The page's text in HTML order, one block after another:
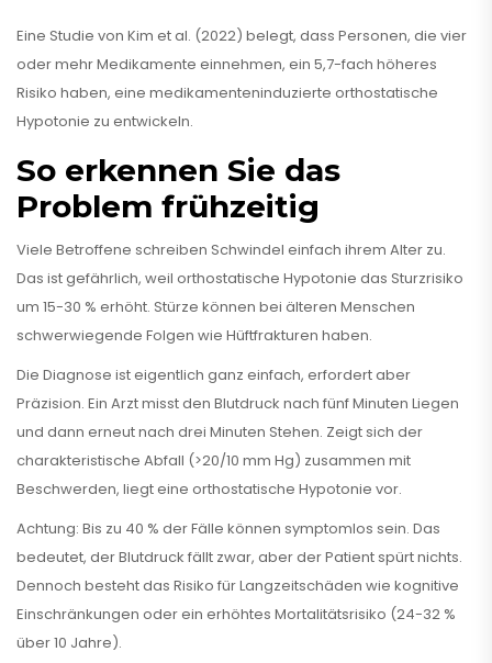
Eine Studie von Kim et al. (2022) belegt, dass Personen, die vier
oder mehr Medikamente einnehmen, ein 5,7-fach höheres
Risiko haben, eine medikamenteninduzierte orthostatische
Hypotonie zu entwickeln.
So erkennen Sie das
Problem frühzeitig
Viele Betroffene schreiben Schwindel einfach ihrem Alter zu.
Das ist gefährlich, weil orthostatische Hypotonie das Sturzrisiko
um 15-30 % erhöht. Stürze können bei älteren Menschen
schwerwiegende Folgen wie Hüftfrakturen haben.
Die Diagnose ist eigentlich ganz einfach, erfordert aber
Präzision. Ein Arzt misst den Blutdruck nach fünf Minuten Liegen
und dann erneut nach drei Minuten Stehen. Zeigt sich der
charakteristische Abfall (>20/10 mm Hg) zusammen mit
Beschwerden, liegt eine orthostatische Hypotonie vor.
Achtung: Bis zu 40 % der Fälle können symptomlos sein. Das
bedeutet, der Blutdruck fällt zwar, aber der Patient spürt nichts.
Dennoch besteht das Risiko für Langzeitschäden wie kognitive
Einschränkungen oder ein erhöhtes Mortalitätsrisiko (24-32 %
über 10 Jahre).